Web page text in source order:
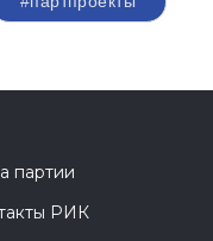
партии
РИК